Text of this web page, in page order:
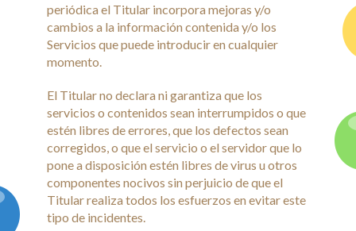
periódica el Titular incorpora mejoras y/o
cambios a la información contenida y/o los
Servicios que puede introducir en cualquier
momento.
El Titular no declara ni garantiza que los
servicios o contenidos sean interrumpidos o que
estén libres de errores, que los defectos sean
corregidos, o que el servicio o el servidor que lo
pone a disposición estén libres de virus u otros
componentes nocivos sin perjuicio de que el
Titular realiza todos los esfuerzos en evitar este
tipo de incidentes.